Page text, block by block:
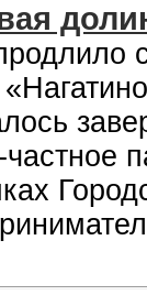
частное